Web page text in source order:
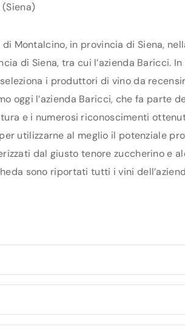
Montalcino, in provincia di Siena,
di Siena, tra cui l’azienda Baricci.
i produttori di vino da
oggi l’azienda Baricci, che fa
e i numerosi riconoscimenti
utilizzarne al meglio il potenziale
dal giusto tenore zuccherino
sono riportati tutti i vini